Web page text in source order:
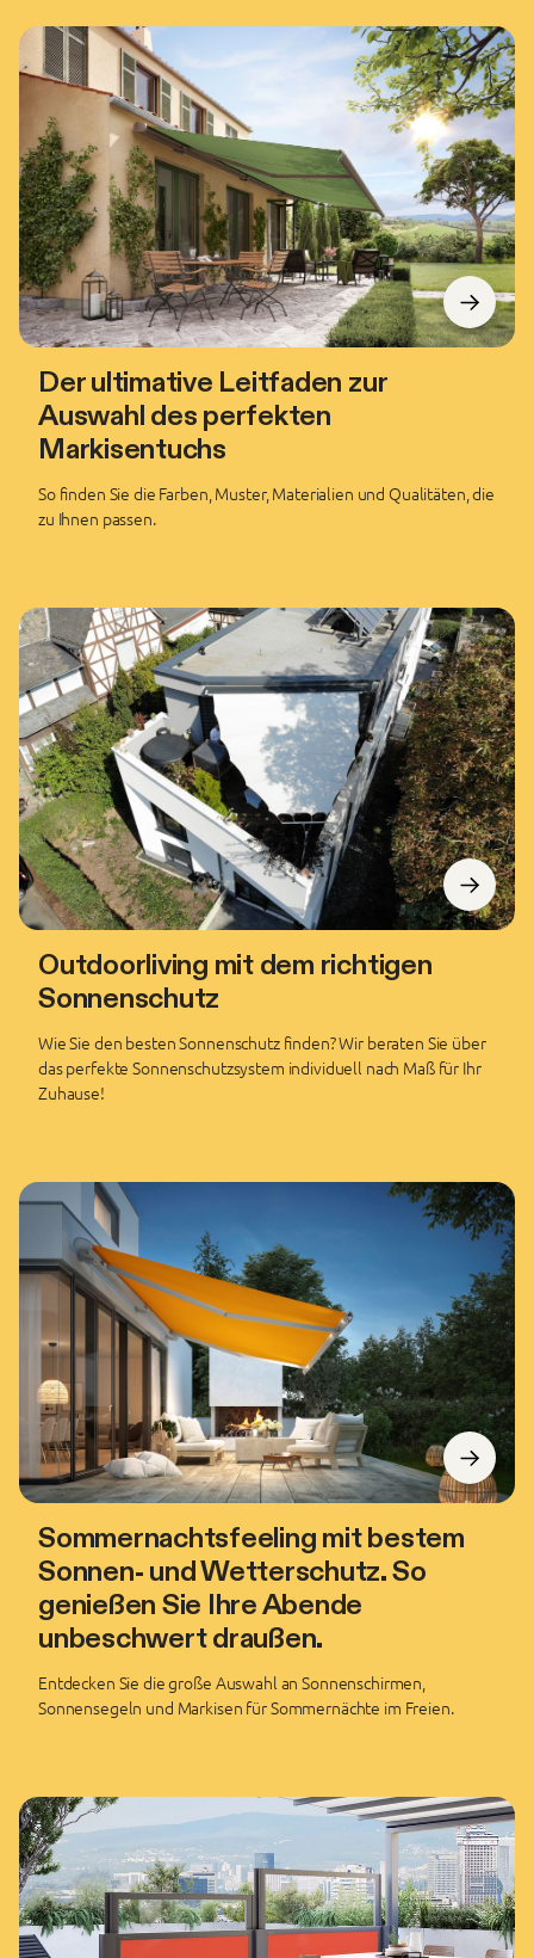
Der ultimative Leitfaden zur
Auswahl des perfekten
Markisentuchs
So finden Sie die Farben, Muster, Materialien und Qualitäten, die
zu Ihnen passen.
Outdoorliving mit dem richtigen
Sonnenschutz
Wie Sie den besten Sonnenschutz finden? Wir beraten Sie über
das perfekte Sonnenschutzsystem individuell nach Maß für Ihr
Zuhause!
Sommernachtsfeeling mit bestem
Sonnen- und Wetterschutz. So
genießen Sie Ihre Abende
unbeschwert draußen.
Entdecken Sie die große Auswahl an Sonnenschirmen,
Sonnensegeln und Markisen für Sommernächte im Freien.